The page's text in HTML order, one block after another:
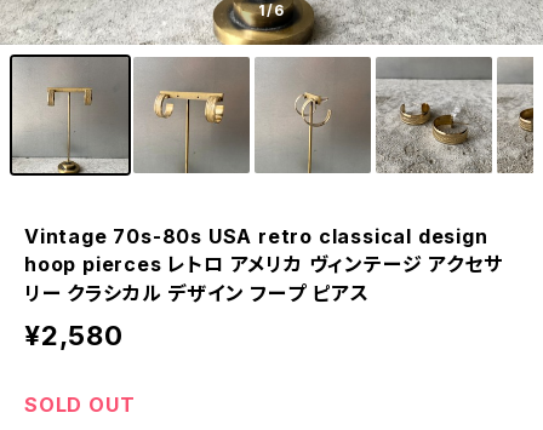
1/6
Vintage 70s-80s USA retro classical design
hoop pierces レトロ アメリカ ヴィンテージ アクセサ
リー クラシカル デザイン フープ ピアス
¥2,580
SOLD OUT